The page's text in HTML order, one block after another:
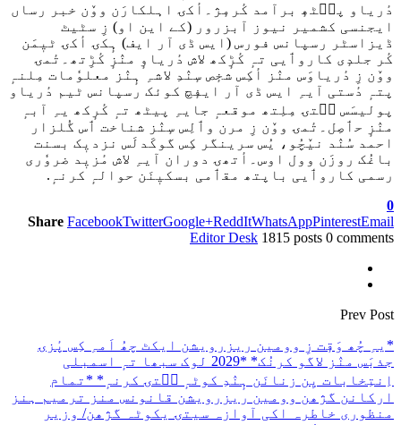
دٔریاو پٮ۪ٹھٕ برآمد کٔرمٕژ۔أکۍ اہلکارَن ووٚن خبر رساں
ایجنسی کشمیر نیوز آبزرور (کے این او) زِ سٹیٹ
ڈیزاسٹر رسپانس فورس (ایس ڈی آر ایف) ہٕکۍ أکۍ ٹیٖمَن
کٔر جلدٕی کاروٲیی تہٕ کٔڑٕکھ لاش دٔریاوٕ منٛزٕ کٔڑِتھ۔تٔمۍ
ووٚن زِ دٔریاوَس منٛز أکِس شخٕص سٕنٛدِ لاشہِ ہٕنٛز معلوٗمات مِلنہٕ
پتہٕ دٔستی آیہِ ایس ڈی آر ایفٕچ کوئک رسپانس ٹیم دٔریاو
پولیسَس سۭتۍ مِلِتھ موقعہٕ جایہِ پیٹھ تہٕ کٔرٕکھ یہِ آبہٕ
منٛزٕ حٲصِل۔تٔمۍ ووٚن زِ مرن وٲلِس سٕنٛز شناخت ٲس گُلزار
احمد سُنٛد نیٚچُو، یُس سرینگر کِس گوکَدلَس نزدیٖک بسنت
باغُک روزَن وول اوس۔أتھۍ دوران آیہِ لاش مٔزیٖد ضروٗری
رسمی کاروٲیی باپتھ مقٲمی بسکیٖنَن حوالہٕ کرنہٕ.
0
Share FacebookTwitterGoogle+ReddItWhatsAppPinterestEmail
Editor Desk 1815 posts 0 comments
Prev Post
*یہِ چُھ وَقٕت زِ وومین ریزرویشن ایکٹ چھُ اَمہِ کِس پٔزۍ
جذبَس منٛز لاگو کرنُک* *2029 لوک سبھا تہٕ اسمبلی
اِنتِخابات یِن زنانَن ہٕنٛدِ کوٹہٕ سۭتۍ کرنہٕ* *تمام
ارکانن گژھن وومین ریزرویشن قانونس منز ترمیم ہنز
منظوری خاطرہ اکی آوازہ سیتۍ یکوٹہ گژھن/ وزیر